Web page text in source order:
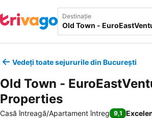
Destinație
Vedeți toate sejururile din București
Old Town -
Properties
Casă întreagă/Apartament întreg 9,1